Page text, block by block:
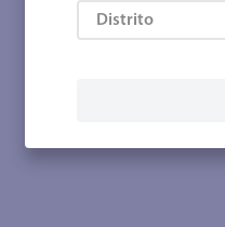
Distrito